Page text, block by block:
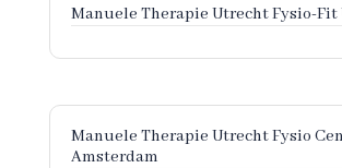
Manuele Therapie Utrecht Fysio-
Manuele Therapie Utrecht Fysio
Amsterdam